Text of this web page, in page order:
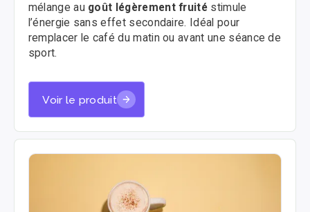
mélange au goût légèrement fruité stimule
l’énergie sans effet secondaire. Idéal pour
remplacer le café du matin ou avant une séance de
sport.
Voir le produit